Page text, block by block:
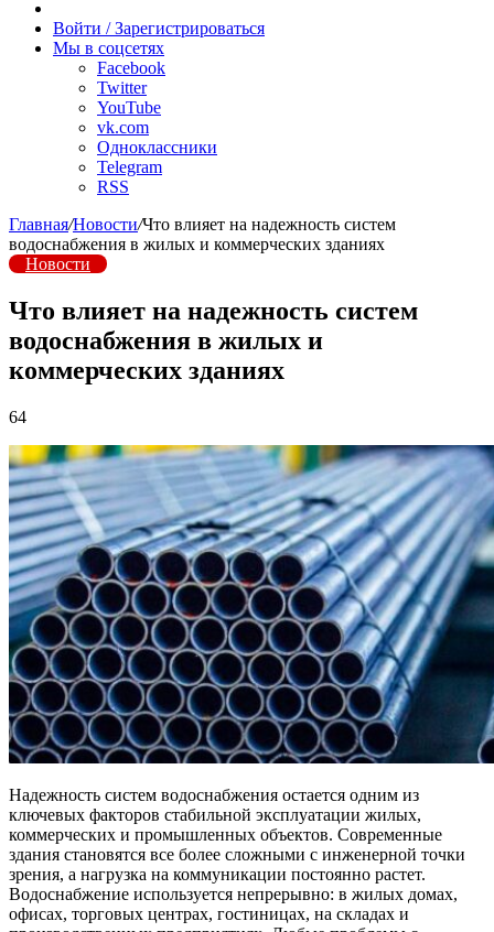
радио
Войти / Зарегистрироваться
Мы в соцсетях
Facebook
Twitter
YouTube
vk.com
Одноклассники
Telegram
RSS
Главная/Новости/Что влияет на надежность систем
водоснабжения в жилых и коммерческих зданиях
Новости
Что влияет на надежность систем
водоснабжения в жилых и
коммерческих зданиях
64
Надежность систем водоснабжения остается одним из
ключевых факторов стабильной эксплуатации жилых,
коммерческих и промышленных объектов. Современные
здания становятся все более сложными с инженерной точки
зрения, а нагрузка на коммуникации постоянно растет.
Водоснабжение используется непрерывно: в жилых домах,
офисах, торговых центрах, гостиницах, на складах и